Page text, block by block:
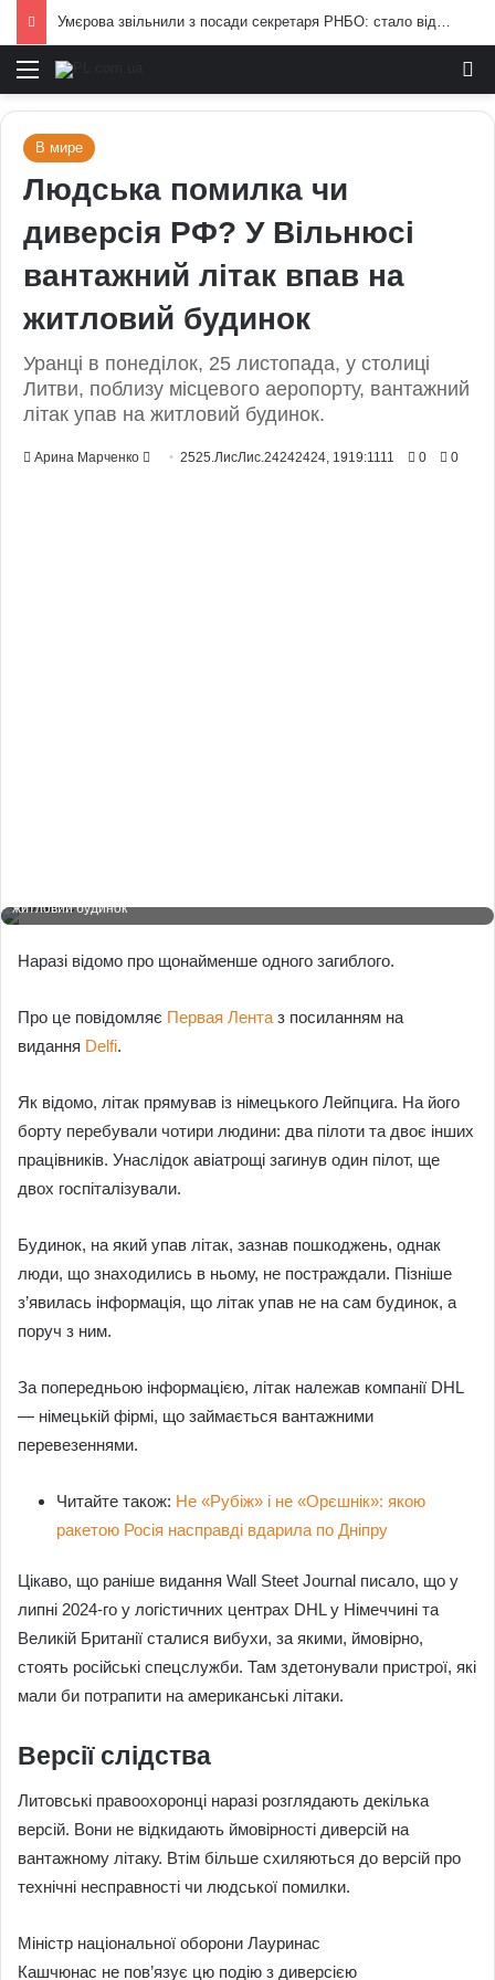
Умєрова звільнили з посади секретаря РНБО: стало відомо, яку посаду він отримав
Меню
В мире
Людська помилка чи
диверсія РФ? У Вільнюсі
вантажний літак впав на
житловий будинок
Уранці в понеділок, 25 листопада, у столиці
Литви, поблизу місцевого аеропорту, вантажний
літак упав на житловий будинок.
Арина Марченко
Send2525.ЛисЛис.24242424, 1919:1111 0 0
житловий будинок
Наразі відомо про щонайменше одного загиблого.
Про це повідомляє Первая Лента з посиланням на
видання Delfi.
Як відомо, літак прямував із німецького Лейпцига. На його
борту перебували чотири людини: два пілоти та двоє інших
працівників. Унаслідок авіатрощі загинув один пілот, ще
двох госпіталізували.
Будинок, на який упав літак, зазнав пошкоджень, однак
люди, що знаходились в ньому, не постраждали. Пізніше
з’явилась інформація, що літак упав не на сам будинок, а
поруч з ним.
За попередньою інформацією, літак належав компанії DHL
— німецькій фірмі, що займається вантажними
перевезеннями.
Читайте також: Не «Рубіж» і не «Орєшнік»: якою
ракетою Росія насправді вдарила по Дніпру
Цікаво, що раніше видання Wall Steet Journal писало, що у
липні 2024-го у логістичних центрах DHL у Німеччині та
Великій Британії сталися вибухи, за якими, ймовірно,
стоять російські спецслужби. Там здетонували пристрої, які
мали би потрапити на американські літаки.
Версії слідства
Литовські правоохоронці наразі розглядають декілька
версій. Вони не відкидають ймовірності диверсій на
вантажному літаку. Втім більше схиляються до версій про
технічні несправності чи людської помилки.
Міністр національної оборони Лауринас
Кашчюнас не пов’язує цю подію з диверсією